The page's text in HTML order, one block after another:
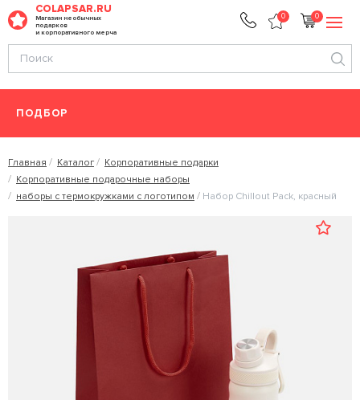
COLAPSAR.RU
Магазин необычных
подарков
и корпоративного мерча
0 0
ПОДБОР
Главная Каталог
Корпоративные подарки
Корпоративные подарочные наборы
наборы с термокружками с логотипом
Набор Chillout Pack, красный